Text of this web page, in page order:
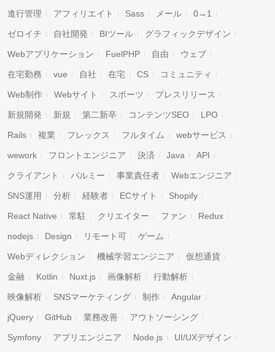
進行管理 アフィリエイト Sass メール 0→1
ゼロイチ 自社開発 BIツール グラフィックデザイン
Webアプリケーション FuelPHP 自由 ウェブ
在宅勤務 vue 自社 在宅 CS コミュニティ
Web制作 Webサイト スポーツ プレスリリース
新規開発 新規 第二新卒 コンテンツSEO LPO
Rails 複業 フレックス フルタイム webサービス
wework フロントエンジニア 決済 Java API
クライアント パルミー 事業責任者 Webエンジニア
SNS運用 分析 経験者 ECサイト Shopify
React Native 常駐 クリエイター ファン Redux
nodejs Design リモート可 ゲーム
Webディレクション 機械学習エンジニア 仮想通貨
金融 Kotlin Nuxt.js 画像解析 行動解析
映像解析 SNSマーケティング 制作 Angular
jQuery GitHub 業務改善 アウトソーシング
Symfony アプリエンジニア Node.js UI/UXデザイン